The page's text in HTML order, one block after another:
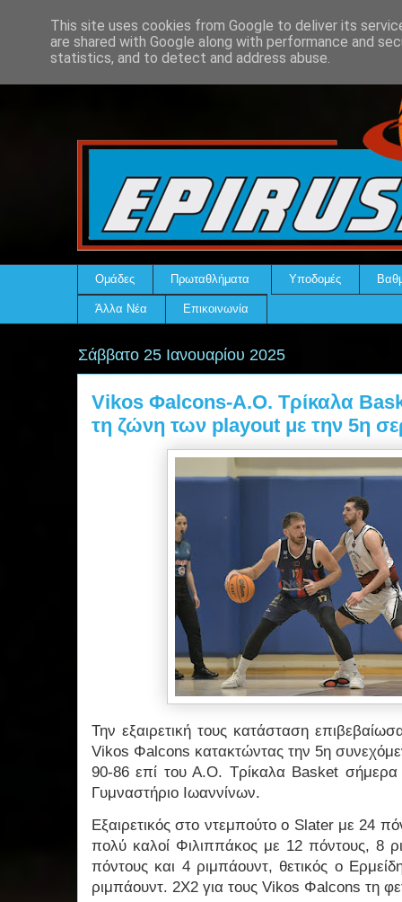
Ομάδες Πρωταθλήματα Υποδομές
Άλλα Νέα Επικοινωνία
Σάββατο 25 Ιανουαρίου 2025
Vikos Φalcons-Α.Ο. Τρίκαλα
τη ζώνη των playout με την 5η
Την εξαιρετική τους κατάσταση
Vikos Φalcons κατακτώντας την 5η
90-86 επί του Α.Ο. Τρίκαλα Basket
Γυμναστήριο Ιωαννίνων.
Εξαιρετικός στο ντεμπούτο ο Slater με 24
πολύ καλοί Φιλιππάκος με 12 πόντους, 8
πόντους και 4 ριμπάουντ, θετικός ο
ριμπάουντ. 2X2 για τους Vikos Φalcons τη
This site uses cookies from Google to deliver its
are shared with Google along with performance and
statistics, and to detect and address abuse.